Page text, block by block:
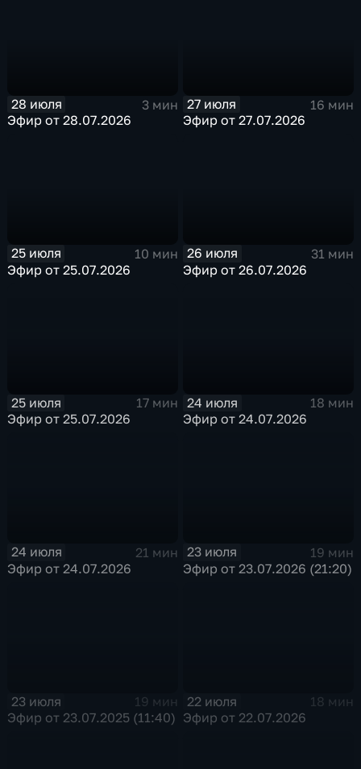
28 июля
3 мин
Эфир от 28.07.2026
27 июля
16 мин
Эфир от 27.07.2026
25 июля
10 мин
Эфир от 25.07.2026
26 июля
31 мин
Эфир от 26.07.2026
25 июля
17 мин
Эфир от 25.07.2026
24 июля
18 мин
Эфир от 24.07.2026
24 июля
21 мин
Эфир от 24.07.2026
23 июля
19 мин
Эфир от 23.07.2026 (21:20)
23 июля
19 мин
Эфир от 23.07.2025 (11:40)
22 июля
18 мин
Эфир от 22.07.2026